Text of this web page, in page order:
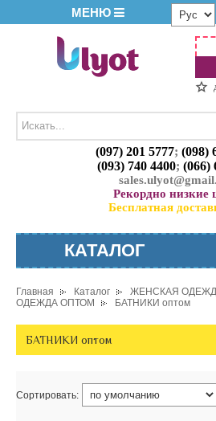
МЕНЮ
(097) 201 5777;(098)
(093) 740 4400;(066)
Рекордно низкие
Бесплатная
КАТАЛОГ
Главная Каталог ЖЕНСКАЯ
ОДЕЖДА ОПТОМ
БАТНИКИ оптом
БАТНИКИ оптом
Сортировать: